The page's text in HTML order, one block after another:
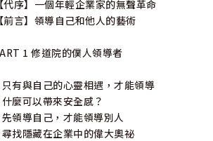
代序】一個年輕企業家的無聲革命
前言】領導自己和他人的藝術
1 修道院的僕人領導者
有與自己的心靈相遇，才能領導
麼可以帶來安全感？
領導自己，才能領導別人
找隱藏在企業中的偉大奧祕